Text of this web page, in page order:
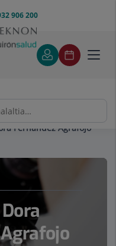
906 200
Fernández Agrafojo